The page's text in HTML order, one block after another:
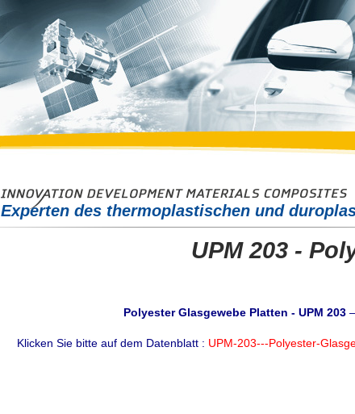
Experten des thermoplastischen und
UPM 203 -
Polyester Glasgewebe Platten - UPM 203
Klicken Sie bitte auf dem Datenblatt : UPM-203---Polyester-